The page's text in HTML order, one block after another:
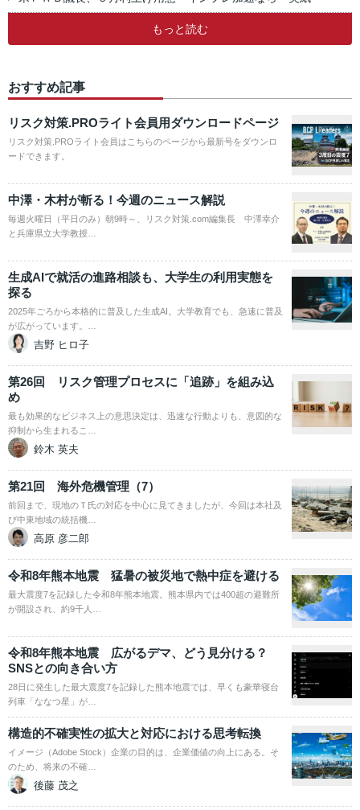
もっと読む
おすすめ記事
リスク対策.PROライト会員用ダウンロードページ
リスク対策.PROライト会員はこちらのページから最新号をダウンロ
ードできます。
中澤・木村が斬る！今週のニュース解説
毎週火曜日（平日のみ）朝9時～、リスク対策.com編集長 中澤幸介
と兵庫県立大学教授…
生成AIで就活の進路相談も、大学生の利用実態を
探る
2025年ごろから本格的に普及した生成AI。大学教育でも、急速に普及
が広がっています。…
吉野 ヒロ子
第26回 リスク管理プロセスに「追跡」を組み込
め
最も効果的なビジネス上の意思決定は、迅速な行動よりも、意図的な
抑制から生まれるこ…
鈴木 英夫
第21回 海外危機管理（7）
前回まで、現地のＴ氏の対応を中心に見てきましたが、今回は本社及
び中東地域の統括機…
高原 彦二郎
令和8年熊本地震 猛暑の被災地で熱中症を避ける
最大震度7を記録した令和8年熊本地震。熊本県内では400超の避難所
が開設され、約9千人…
令和8年熊本地震 広がるデマ、どう見分ける？
SNSとの向き合い方
28日に発生した最大震度7を記録した熊本地震では、早くも豪華寝台
列車「ななつ星」が…
構造的不確実性の拡大と対応における思考転換
イメージ（Adobe Stock）企業の目的は、企業価値の向上にある。そ
のため、将来の不確…
後藤 茂之